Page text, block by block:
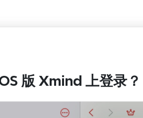
版 Xmind 上登录？